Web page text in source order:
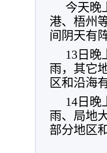
今天晚
港、梧州
间阴天有
13日晚
雨，其它
区和沿海
14日晚
雨、局地
部分地区